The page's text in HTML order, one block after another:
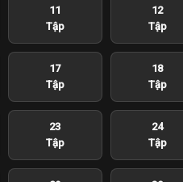
11
Tập
12
Tập
17
Tập
18
Tập
23
Tập
24
Tập